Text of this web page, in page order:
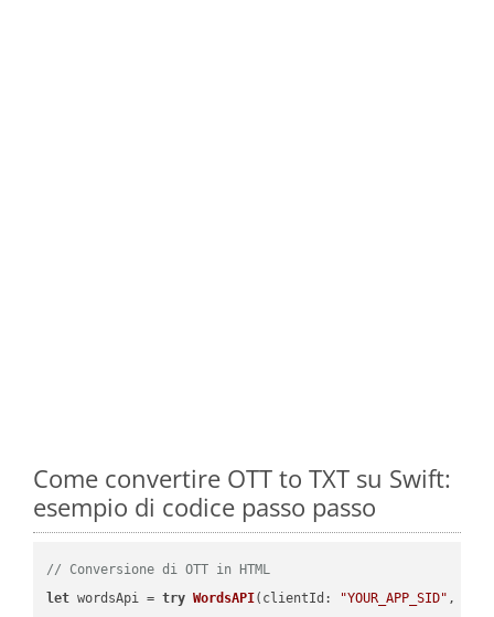
Come convertire OTT to TXT su Swift:
esempio di codice passo passo
// Conversione di OTT in HTML
let wordsApi = try WordsAPI( clientId: "YOUR_APP_SID" ,